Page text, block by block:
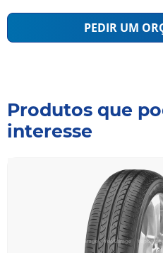
PEDIR UM
Produtos que
interesse